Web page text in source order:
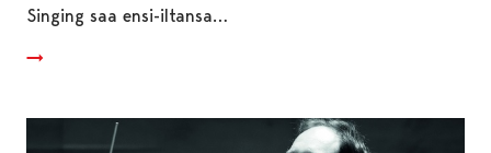
Singing saa ensi-iltansa…